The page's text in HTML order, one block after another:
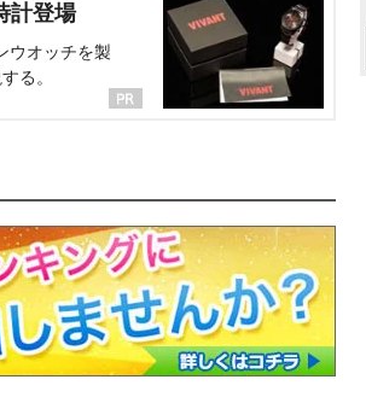
計登場
ウオッチを製
る。